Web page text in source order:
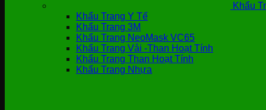
Khẩu
Khẩu Trang Y Tế
Khẩu Trang 3M
Khẩu Trang NeoMask VC65
Khẩu Trang Vải -Than Hoạt Tính
Khẩu Trang Than Hoạt Tính
Khẩu Trang Nhựa